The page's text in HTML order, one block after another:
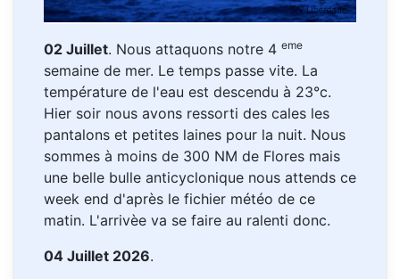
02 Juillet. Nous attaquons notre 4 eme
semaine de mer. Le temps passe vite. La
température de l'eau est descendu à 23°c.
Hier soir nous avons ressorti des cales les
pantalons et petites laines pour la nuit. Nous
sommes à moins de 300 NM de Flores mais
une belle bulle anticyclonique nous attends ce
week end d'après le fichier météo de ce
matin. L'arrivèe va se faire au ralenti donc.
04 Juillet 2026.